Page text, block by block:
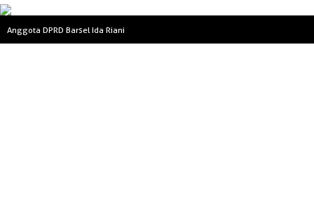
Anggota DPRD Barsel Ida Riani